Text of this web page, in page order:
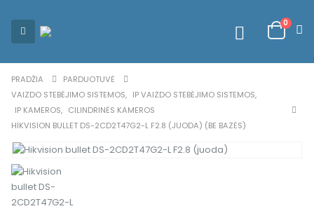
0
PRADŽIA
PARDUOTUVĖ
VAIZDO STEBĖJIMO SISTEMOS, IP VAIZDO STEBĖJIMO SISTEMOS,
IP KAMEROS, CILINDRINĖS KAMEROS
HIKVISION BULLET DS-2CD2T47G2-L F2.8 (JUODA) (BE BAZĖS)